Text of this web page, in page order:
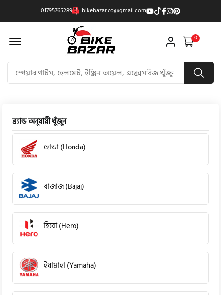
01795765289 bikebazar.co@gmail.com
Offcanvas Menu Open 0
ব্র্যান্ড অনুযায়ী খুঁজুন
হোন্ডা (Honda)
বাজাজ (Bajaj)
হিরো (Hero)
ইয়ামাহা (Yamaha)